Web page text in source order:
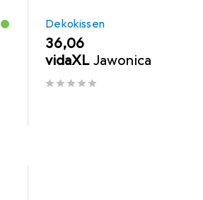
Dekokissen
EUR
36,06
vidaXL Jawonica